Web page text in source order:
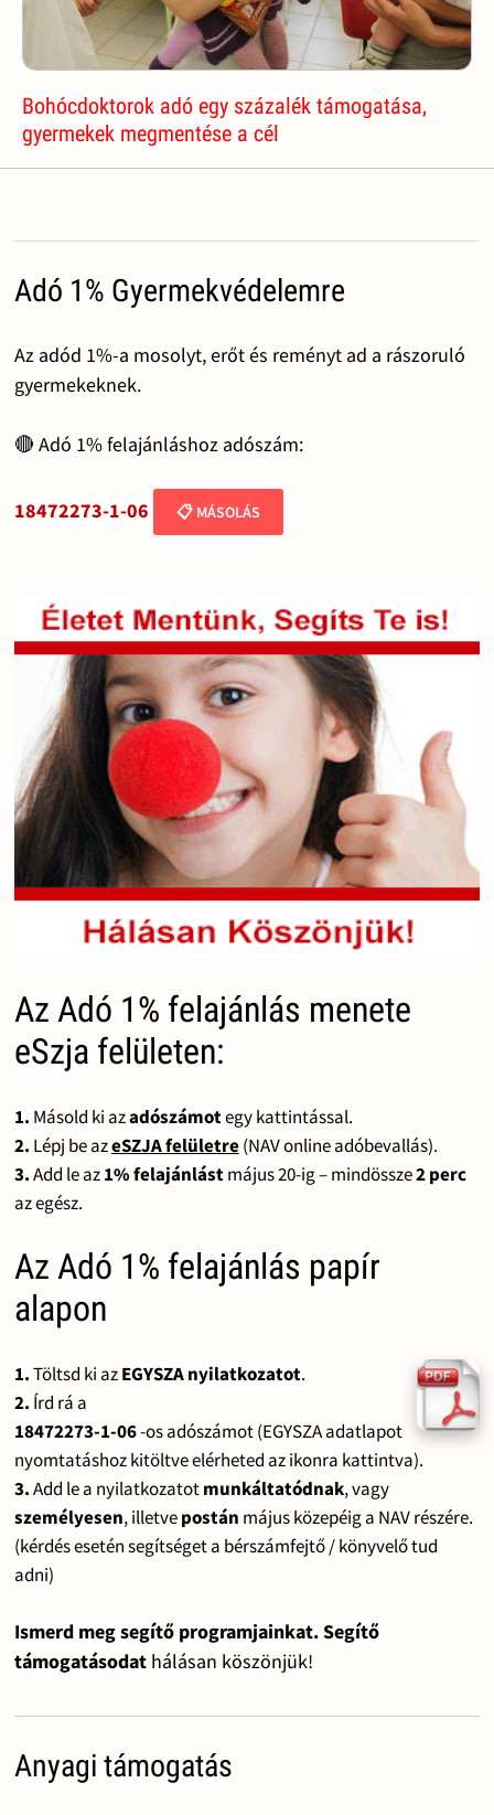
Bohócdoktorok adó egy százalék támogatása,
gyermekek megmentése a cél
Adó 1% Gyermekvédelemre
Az adód 1%-a mosolyt, erőt és reményt ad a rászoruló
gyermekeknek.
🔴 Adó 1% felajánláshoz adószám:
18472273-1-06 📋 MÁSOLÁS
Az Adó 1% felajánlás menete
eSzja felületen:
1. Másold ki azadószámotegy kattintással.
2. Lépj be azeSZJA felületre(NAV online adóbevallás).
3.Add le az1% felajánlástmájus 20-ig – mindössze2 perc
az egész.
Az Adó 1% felajánlás papír
alapon
1.Töltsd ki azEGYSZA nyilatkozatot.
2. Írd rá a
18472273-1-06-os adószámot (EGYSZA adatlapot
nyomtatáshoz kitöltve elérheted az ikonra kattintva).
3.Add le a nyilatkozatotmunkáltatódnak, vagy
személyesen, illetvepostán május közepéig a NAV részére.
(kérdés esetén segítséget a bérszámfejtő / könyvelő tud
adni)
Ismerd meg segítő programjainkat. Segítő
támogatásodat hálásan köszönjük!
Anyagi támogatás